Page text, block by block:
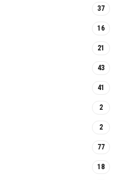
37
16
21
43
41
2
2
77
18